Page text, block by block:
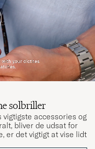
solbriller
accessories og
bliver de udsat for
er det vigtigt at vise lidt